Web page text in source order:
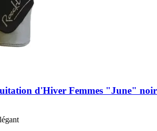
d'Hiver Femmes "June"